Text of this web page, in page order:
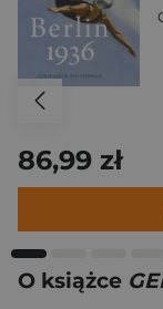
86,99 zł
O książce